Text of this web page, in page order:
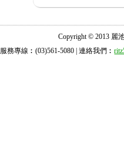
Copyright © 2013 麗
服務專線︰(03)561-5080 | 連絡我們︰